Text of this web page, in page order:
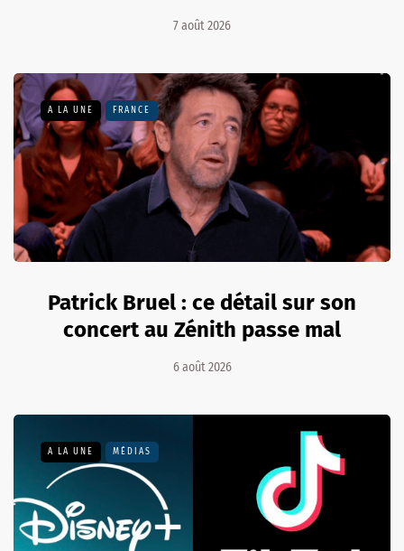
7 août 2026
A LA UNE FRANCE
Patrick Bruel : ce détail sur son
concert au Zénith passe mal
6 août 2026
A LA UNE MÉDIAS